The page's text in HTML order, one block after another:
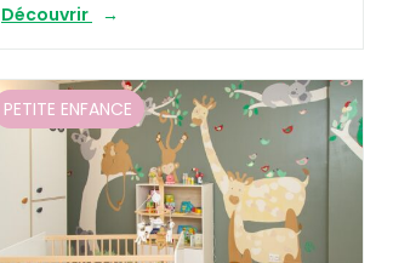
Découvrir
PETITE ENFANCE